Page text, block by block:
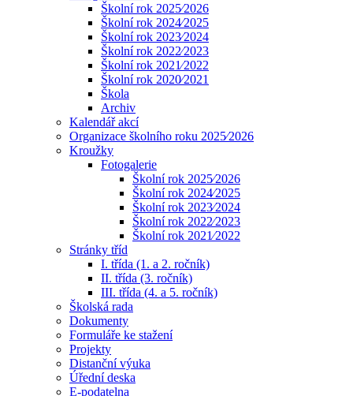
Školní rok 2025⁄2026
Školní rok 2024⁄2025
Školní rok 2023⁄2024
Školní rok 2022⁄2023
Školní rok 2021⁄2022
Školní rok 2020⁄2021
Škola
Archiv
Kalendář akcí
Organizace školního roku 2025⁄2026
Kroužky
Fotogalerie
Školní rok 2025⁄2026
Školní rok 2024⁄2025
Školní rok 2023⁄2024
Školní rok 2022⁄2023
Školní rok 2021⁄2022
Stránky tříd
I. třída (1. a 2. ročník)
II. třída (3. ročník)
III. třída (4. a 5. ročník)
Školská rada
Dokumenty
Formuláře ke stažení
Projekty
Distanční výuka
Úřední deska
E-podatelna